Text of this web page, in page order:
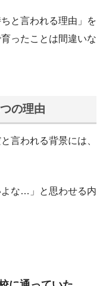
と言われる理由」を
ったことは間違いな
の理由
言われる背景には、
よな…」と思わせる内